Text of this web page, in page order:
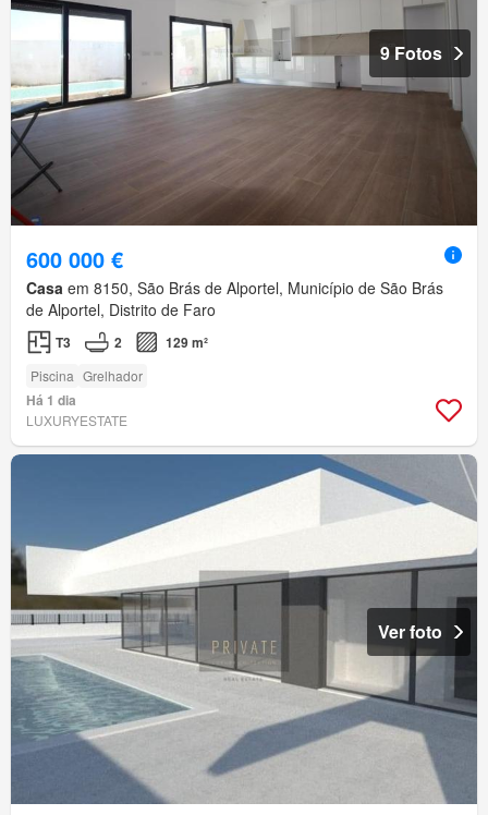
9 Fotos
600 000 €
Casa em 8150, São Brás de Alportel, Município de São Brás
de Alportel, Distrito de Faro
T3 2 129 m²
Piscina Grelhador
Há 1 dia
LUXURYESTATE
Ver foto